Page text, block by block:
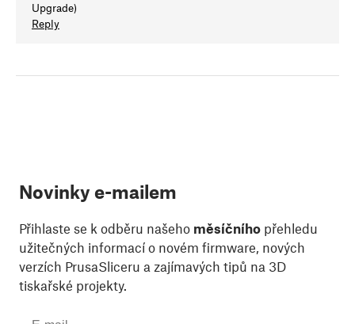
Upgrade)
Reply
Novinky e-mailem
Přihlaste se k odběru našeho měsíčního přehledu
užitečných informací o novém firmware, nových
verzích PrusaSliceru a zajímavých tipů na 3D
tiskařské projekty.